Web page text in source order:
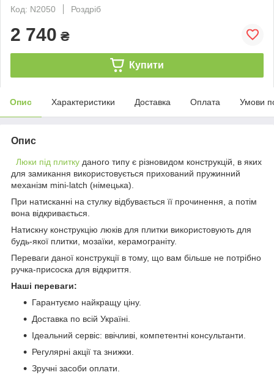
Код: N2050
Роздріб
2 740 ₴
Купити
Опис Характеристики Доставка Оплата Умови
Опис
Люки під плитку даного типу є різновидом конструкцій, в яких
для замикання використовується прихований пружинний
механізм mini-latch (німецька).
При натисканні на стулку відбувається її прочинення, а потім
вона відкривається.
Натискну конструкцію люків для плитки використовують для
будь-якої плитки, мозаїки, керамограніту.
Переваги даної конструкції в тому, що вам більше не потрібно
ручка-присоска для відкриття.
Наші переваги:
Гарантуємо найкращу ціну.
Доставка по всій Україні.
Ідеальний сервіс: ввічливі, компетентні консультанти.
Регулярні акції та знижки.
Зручні засоби оплати.